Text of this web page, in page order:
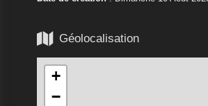
 Géolocalisation
+
−